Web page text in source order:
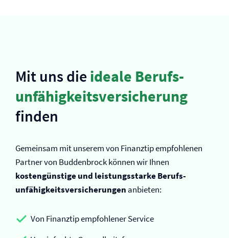
Mit uns die ideale Berufs­
unfähigkeits­versicherung
finden
Gemeinsam mit unserem von Finanztip empfohlenen
Partner von Buddenbrock können wir Ihnen
kostengünstige und leistungsstarke Berufs­
unfähigkeits­versicherungen anbieten:
Von Finanztip empfohlener Service